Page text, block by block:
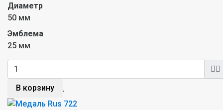
Диаметр
50 мм
Эмблема
25 мм
В корзину